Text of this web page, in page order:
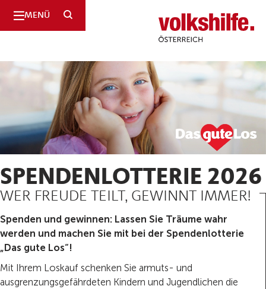
MENÜ SUCHE
Volkshilfe
Österreich
SPENDENLOTTERIE 2026
WER FREUDE TEILT, GEWINNT IMMER!
Spenden und gewinnen: Lassen Sie Träume wahr
werden und machen Sie mit bei der Spendenlotterie
„Das gute Los“!
Mit Ihrem Loskauf schenken Sie armuts- und
ausgrenzungsgefährdeten Kindern und Jugendlichen die